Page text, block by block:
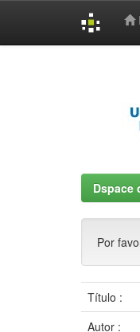
Dspace
Por
Título :
Autor :